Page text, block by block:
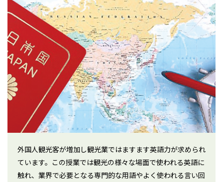
外国人観光客が増加し観光業ではますます英語力が求められ
ています。この授業では観光の様々な場面で使われる英語に
触れ、業界で必要となる専門的な用語やよく使われる言い回